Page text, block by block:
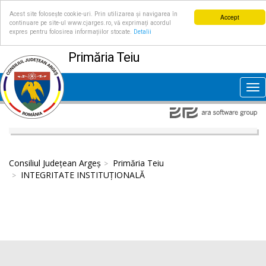
Accept
Acest site folosește cookie-uri. Prin utilizarea și navigarea în
continuare pe site-ul www.cjarges.ro, vă exprimați acordul
expres pentru folosirea informațiilor stocate.
Detalii
Primăria Teiu
Consiliul Județean Argeș
Primăria Teiu
INTEGRITATE INSTITUȚIONALĂ